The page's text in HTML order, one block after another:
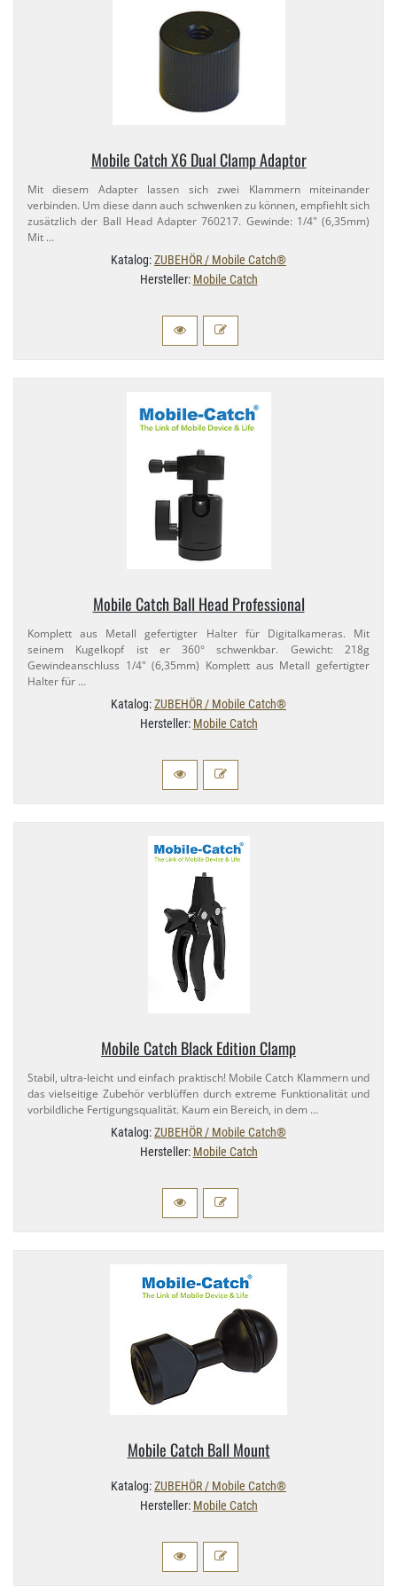
Mobile Catch X6 Dual Clamp Adaptor
Mit diesem Adapter lassen sich zwei Klammern miteinander
verbinden. Um diese dann auch schwenken zu können, empfiehlt sich
zusätzlich der Ball Head Adapter 760217. Gewinde: 1/​4" (6,​35mm)
Mit …
Katalog:ZUBEHÖR / Mobile Catch®
Hersteller: Mobile Catch
Mobile Catch Ball Head Professional
Komplett aus Metall gefertigter Halter für Digitalkameras. Mit
seinem Kugelkopf ist er 360° schwenkbar. Gewicht: 218g
Gewindeanschluss 1/​4" (6,​35mm) Komplett aus Metall gefertigter
Halter für …
Katalog:ZUBEHÖR / Mobile Catch®
Hersteller: Mobile Catch
Mobile Catch Black Edition Clamp
Stabil, ultra-​leicht und einfach praktisch! Mobile Catch Klammern und
das vielseitige Zubehör verblüffen durch extreme Funktionalität und
vorbildliche Fertigungsqualität. Kaum ein Bereich, in dem …
Katalog:ZUBEHÖR / Mobile Catch®
Hersteller: Mobile Catch
Mobile Catch Ball Mount
Katalog:ZUBEHÖR / Mobile Catch®
Hersteller: Mobile Catch